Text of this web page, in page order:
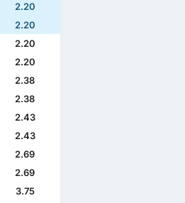
2.20
2.20
2.20
2.20
2.38
2.38
2.43
2.43
2.69
2.69
3.75